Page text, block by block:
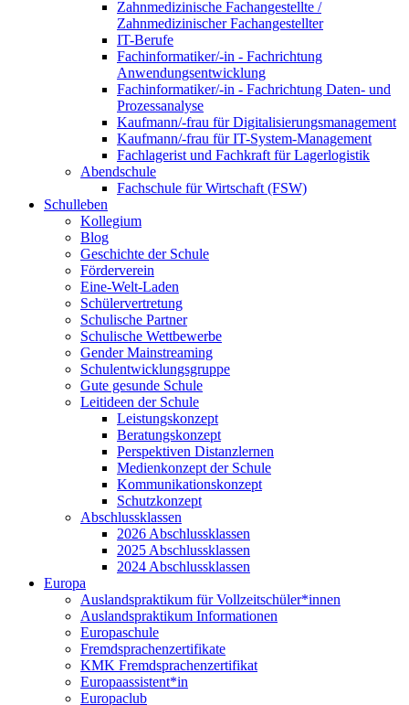
Zahnmedizinische Fachangestellte /
Zahnmedizinischer Fachangestellter
IT-Berufe
Fachinformatiker/-in - Fachrichtung
Anwendungsentwicklung
Fachinformatiker/-in - Fachrichtung Daten- und
Prozessanalyse
Kaufmann/-frau für Digitalisierungsmanagement
Kaufmann/-frau für IT-System-Management
Fachlagerist und Fachkraft für Lagerlogistik
Abendschule
Fachschule für Wirtschaft (FSW)
Schulleben
Kollegium
Blog
Geschichte der Schule
Förderverein
Eine-Welt-Laden
Schülervertretung
Schulische Partner
Schulische Wettbewerbe
Gender Mainstreaming
Schulentwicklungsgruppe
Gute gesunde Schule
Leitideen der Schule
Leistungskonzept
Beratungskonzept
Perspektiven Distanzlernen
Medienkonzept der Schule
Kommunikationskonzept
Schutzkonzept
Abschlussklassen
2026 Abschlussklassen
2025 Abschlussklassen
2024 Abschlussklassen
Europa
Auslandspraktikum für Vollzeitschüler*innen
Auslandspraktikum Informationen
Europaschule
Fremdsprachenzertifikate
KMK Fremdsprachenzertifikat
Europaassistent*in
Europaclub